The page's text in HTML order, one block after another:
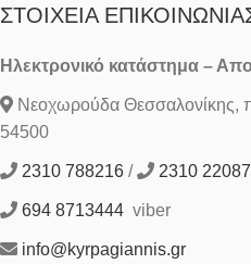
ΣΤΟΙΧΕΊΑ
Ηλεκτρονικό κατάστημα –
Νεοχωρούδα Θεσσαλονίκης,
54500
2310 788216 / 2310
694 8713444 viber
info@kyrpagiannis.gr